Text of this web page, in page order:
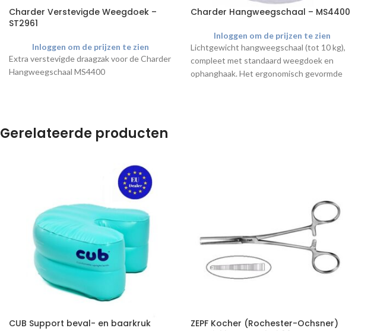
Charder Verstevigde Weegdoek –
ST2961
Inloggen om de prijzen te zien
Extra verstevigde draagzak voor de Charder
Hangweegschaal MS4400
Charder Hangweegschaal – MS4400
Inloggen om de prijzen te zien
Lichtgewicht hangweegschaal (tot 10 kg),
compleet met standaard weegdoek en
ophanghaak. Het ergonomisch gevormde
Gerelateerde producten
CUB Support beval- en baarkruk
ZEPF Kocher (Rochester-Ochsner)